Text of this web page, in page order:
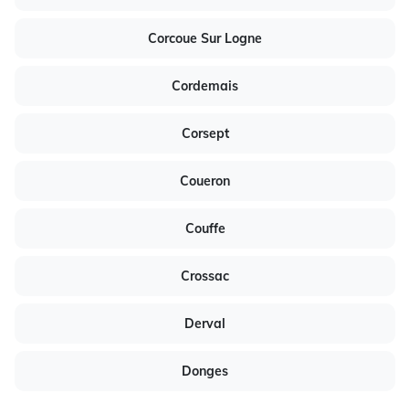
Corcoue Sur Logne
Cordemais
Corsept
Coueron
Couffe
Crossac
Derval
Donges